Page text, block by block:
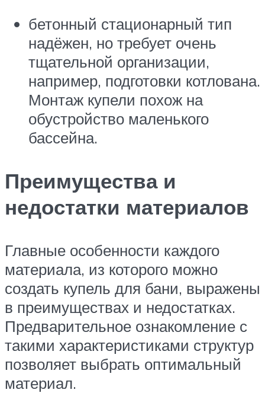
бетонный стационарный тип
надёжен, но требует очень
тщательной организации,
например, подготовки котлована.
Монтаж купели похож на
обустройство маленького
бассейна.
Преимущества и
недостатки материалов
Главные особенности каждого
материала, из которого можно
создать купель для бани, выражены
в преимуществах и недостатках.
Предварительное ознакомление с
такими характеристиками структур
позволяет выбрать оптимальный
материал.